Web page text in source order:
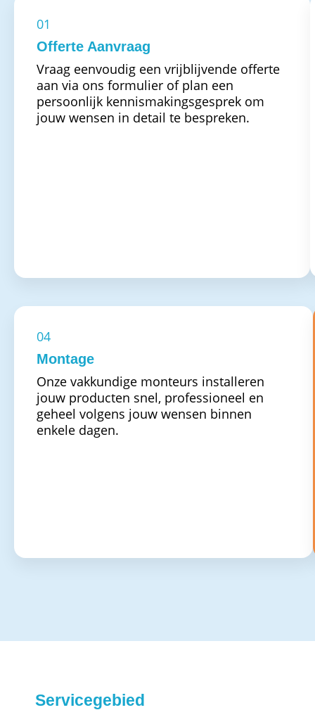
01
Offerte Aanvraag
Vraag eenvoudig een vrijblijvende offerte
aan via ons formulier of plan een
persoonlijk kennismakingsgesprek om
jouw wensen in detail te bespreken.
04
Montage
Onze vakkundige monteurs installeren
jouw producten snel, professioneel en
geheel volgens jouw wensen binnen
enkele dagen.
Servicegebied